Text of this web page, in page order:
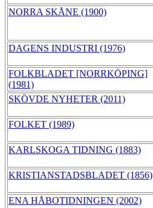
NORRA SKÅNE (1900)
DAGENS INDUSTRI (1976)
FOLKBLADET [NORRKÖPING]
(1981)
SKÖVDE NYHETER (2011)
FOLKET (1989)
KARLSKOGA TIDNING (1883)
KRISTIANSTADSBLADET (1856)
ENA HÅBOTIDNINGEN (2002)